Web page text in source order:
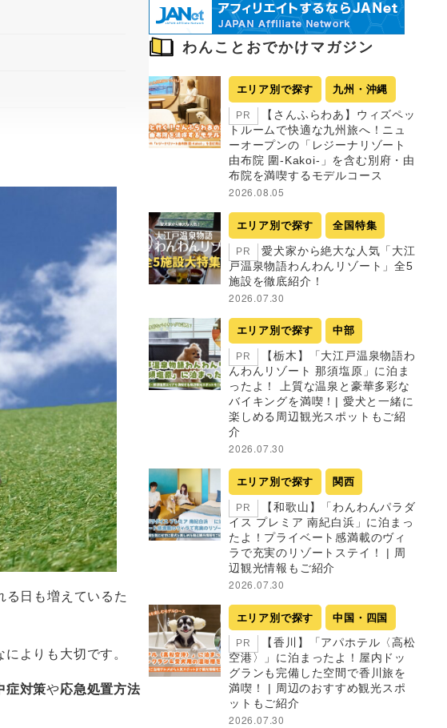
日も増えているた
よりも大切です。
症対策や応急処置方法
わんことおでかけマガジン
エリア別で探す 九州・沖縄
PR
【さんふらわあ】ウィズペッ
トルームで快適な九州旅へ！ニュ
ーオープンの「レジーナリゾート
由布院 圍-Kakoi-」を含む別府・由
布院を満喫するモデルコース
2026.08.05
エリア別で探す 全国特集
PR
愛犬家から絶大な人気「大江
戸温泉物語わんわんリゾート」全5
施設を徹底紹介！
2026.07.30
エリア別で探す 中部
PR
【栃木】「大江戸温泉物語わ
んわんリゾート 那須塩原」に泊ま
ったよ！ 上質な温泉と豪華多彩な
バイキングを満喫！| 愛犬と一緒に
楽しめる周辺観光スポットもご紹
介
2026.07.30
エリア別で探す 関西
PR
【和歌山】「わんわんパラダ
イス プレミア 南紀白浜」に泊まっ
たよ！プライベート感満載のヴィ
ラで充実のリゾートステイ！ | 周
辺観光情報もご紹介
2026.07.30
エリア別で探す 中国・四国
PR
【香川】「アパホテル〈高松
空港〉」に泊まったよ！屋内ドッ
グランも完備した空間で香川旅を
満喫！ | 周辺のおすすめ観光スポ
ットもご紹介
2026.07.30